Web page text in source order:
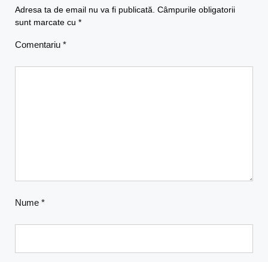
Adresa ta de email nu va fi publicată. Câmpurile obligatorii
sunt marcate cu *
Comentariu *
Nume *